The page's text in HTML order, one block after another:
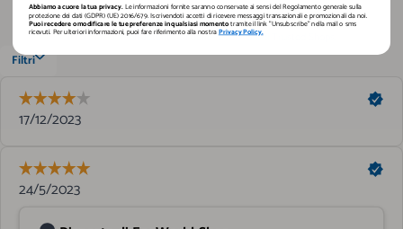
Abbiamo a cuore la tua privacy.Le informazioni fornite saranno conservate ai sensi del Regolamento generale sulla
protezione dei dati (GDPR) (UE) 2016/679. Iscrivendoti accetti di ricevere messaggi transazionali e promozionali da noi.
Puoi recedere o modificare le tue preferenze in qualsiasi momentotramite il link "Unsubscribe" nella mail o sms
ricevuti. Per ulteriori informazioni, puoi fare riferimento alla nostraPrivacy Policy.